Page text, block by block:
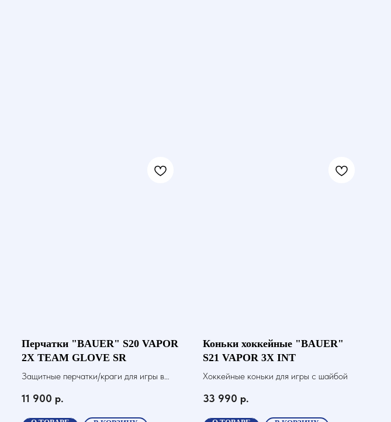
Перчатки "BAUER" S20 VAPOR
2X TEAM GLOVE SR
Защитные перчатки/краги для игры в
11 900 р.
Коньки хоккейные "BAUER"
S21 VAPOR 3X INT
Хоккейные коньки для игры с шайбой
33 990 р.